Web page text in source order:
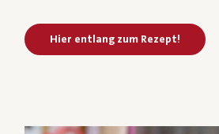
Hier entlang zum Rezept!